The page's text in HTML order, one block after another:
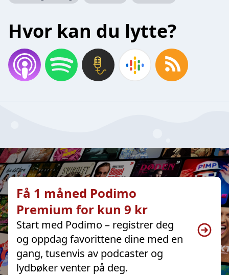
Hvor kan du lytte?
Få 1 måned Podimo
Premium for kun 9 kr
Start med Podimo – registrer deg
og oppdag favorittene dine med en
gang, tusenvis av podcaster og
lydbøker venter på deg.